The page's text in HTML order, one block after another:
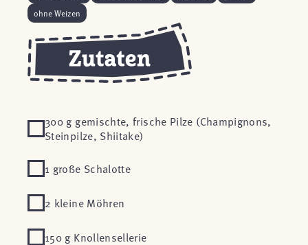
ohne Weizen
300 g gemischte, frische Pilze (Champignons,
Steinpilze, Shiitake)
1 große Schalotte
2 kleine Möhren
150 g Knollensellerie